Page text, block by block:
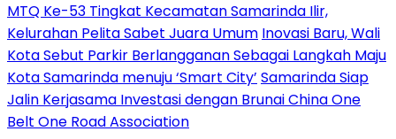
MTQ Ke-53 Tingkat Kecamatan Samarinda Ilir,
Kelurahan Pelita Sabet Juara Umum Inovasi Baru, Wali
Kota Sebut Parkir Berlangganan Sebagai Langkah Maju
Kota Samarinda menuju ‘Smart City’ Samarinda Siap
Jalin Kerjasama Investasi dengan Brunai China One
Belt One Road Association